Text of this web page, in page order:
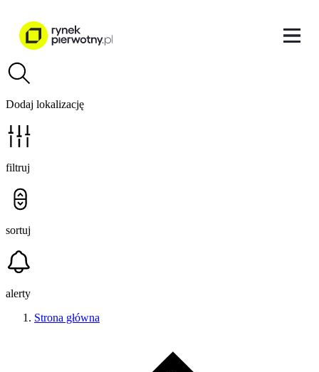
Dodaj lokalizację
filtruj
sortuj
alerty
Strona główna